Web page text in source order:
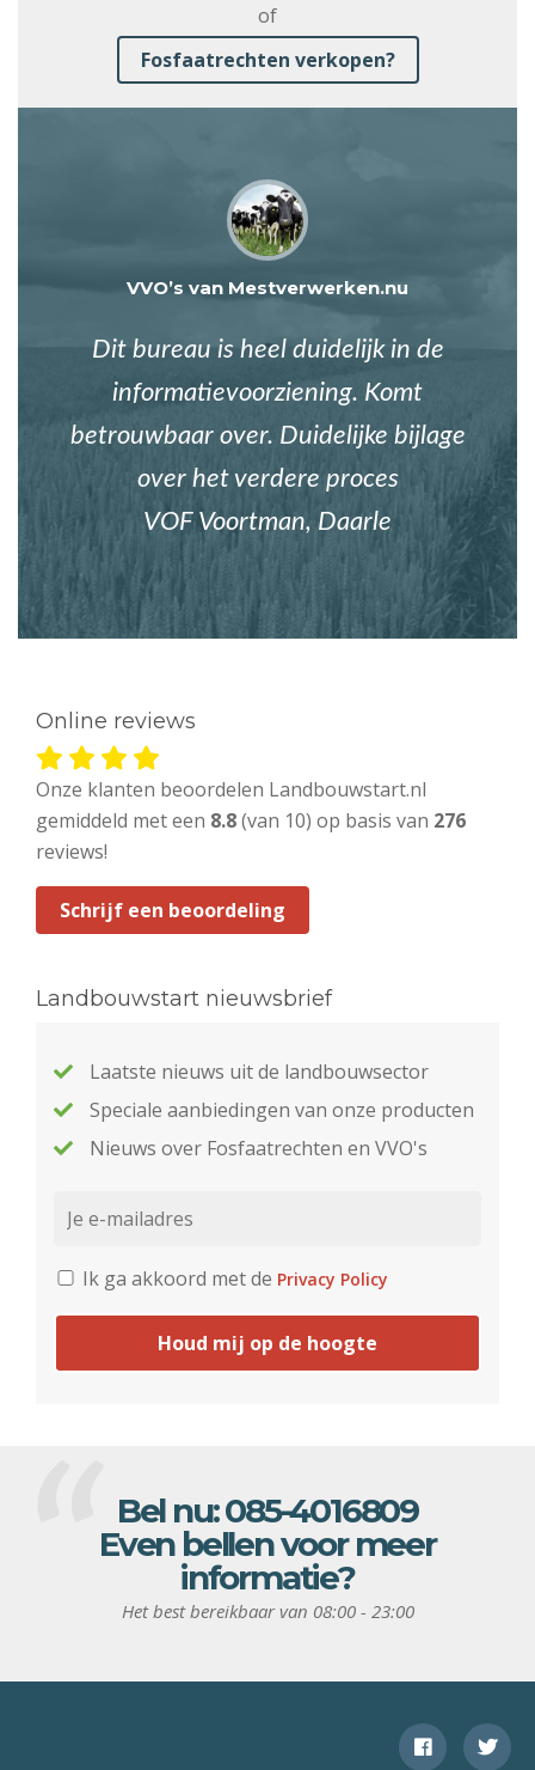
of
Fosfaatrechten verkopen?
VVO’s van Mestverwerken.nu
Dit bureau is heel duidelijk in de
informatievoorziening. Komt
betrouwbaar over. Duidelijke bijlage
over het verdere proces
VOF Voortman, Daarle
Online reviews
Onze klanten beoordelen Landbouwstart.nl
gemiddeld met een 8.8(van 10) op basis van 276
reviews!
Schrijf een beoordeling
Landbouwstart nieuwsbrief
Laatste nieuws uit de landbouwsector
Speciale aanbiedingen van onze producten
Nieuws over Fosfaatrechten en VVO's
Ik ga akkoord met de Privacy Policy
Houd mij op de hoogte
Bel nu:085-4016809
Even bellen voor meer
informatie?
Het best bereikbaar van 08:00 - 23:00